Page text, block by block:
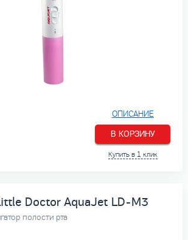
ОПИСАНИЕ
В КОРЗИНУ
Купить в 1 клик
Doctor AquaJet LD-M3
полости рта